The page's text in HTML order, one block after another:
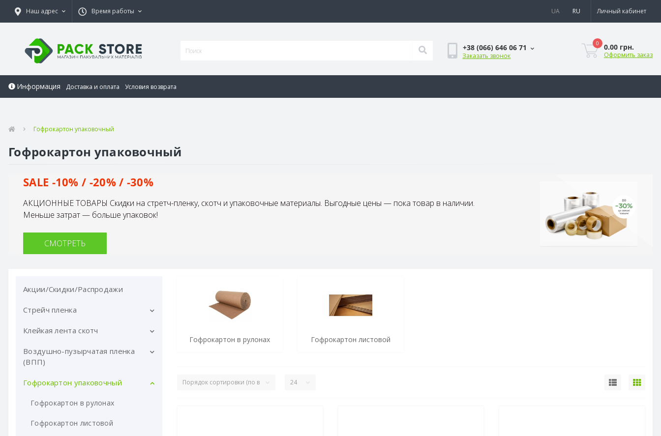
Наш адрес Время работы UA RU Личный кабинет
+38 (066) 646 06 71
Заказать звонок
0 0.00 грн.
Оформить заказ
Информация Доставка и оплата Условия возврата
Гофрокартон упаковочный
Гофрокартон упаковочный
SALE -10% / -20% / -30%
АКЦИОННЫЕ ТОВАРЫ Скидки на стретч-пленку, скотч и упаковочные материалы. Выгодные цены — пока товар в наличии.
Меньше затрат — больше упаковок!
СМОТРЕТЬ
Акции/Скидки/Распродажи
Стрейч пленка
Стрейч пленка ручная
Машинная стрейч пленка
АВТОМАТ
Стрейч пленка с добавлением
металлизированная
Клейкая лента скотч
Скотч клейкая лента прозрачная
Воздушно-пузырчатая пленка
(ВПП)
Воздушно-пузырчатая пленка в
Гофрокартон упаковочный
Гофрокартон в рулонах
Гофрокартон листовой
Гофрокартон в рулонах Гофрокартон листовой